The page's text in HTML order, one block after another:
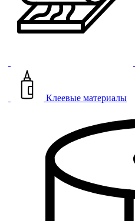
Клеевые материалы